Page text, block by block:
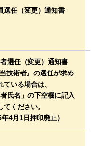
選任（変更）通知書
選任（変更）通知書
技術者』の選任が求め
ている場合は、
者氏名」の下空欄に記入
てください。
年4月1日押印廃止）